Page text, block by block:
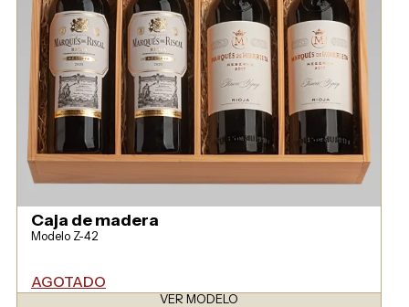
Caja de madera
Modelo Z-42
AGOTADO
VER MODELO